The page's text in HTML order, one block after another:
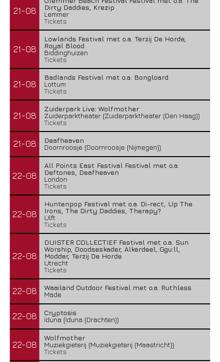
21-08
Dirty Daddies, Krezip
Lemmer
Tickets
21-08
Lowlands Festival met o.a. Terzij De Horde,
Royal Blood
Biddinghuizen
Tickets
21-08
Badlands Festival met o.a. Bongloard
Lottum
Tickets
21-08
Zuiderpark Live: Wolfmother
Zuiderparktheater (Zuiderparktheater (Den Haag))
Tickets
21-08
Deafheaven
Doornroosje (Doornroosje (Nijmegen))
22-08
All Points East Festival Festival met o.a.
Deftones, Deafheaven
London
Tickets
22-08
Huntenpop Festival met o.a. Di-rect, Up The
Irons, The Dirty Daddies, Therapy?
Ulft
Tickets
22-08
DUISTER COLLECTIEF Festival met o.a. Sun
Worship, Doodseskader, Alkerdeel, Ggu:ll,
Modder, Terzij De Horde
Utrecht
Tickets
22-08
Waailand Outdoor Festival met o.a. Ruthless
Made
22-08
Cryptosis
Iduna (Iduna (Drachten))
22-08
Wolfmother
Muziekgieterij (Muziekgieterij (Maastricht))
Tickets